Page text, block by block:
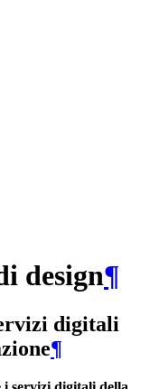
design¶
digitali
¶